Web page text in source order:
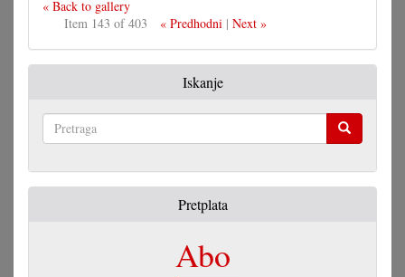
« Back to gallery
Item 143 of 403
« Predhodni| Next »
Iskanje
Pretplata
Abo